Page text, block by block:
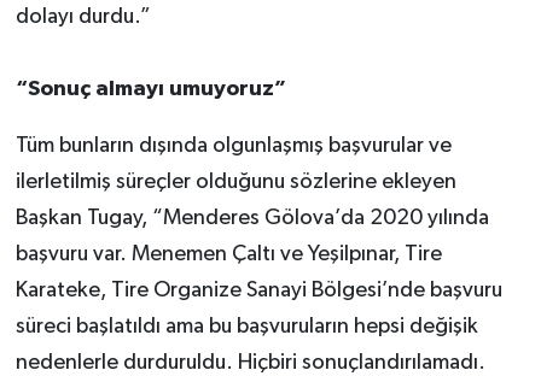
dolayı durdu.”
“Sonuç almayı umuyoruz”
Tüm bunların dışında olgunlaşmış başvurular ve
ilerletilmiş süreçler olduğunu sözlerine ekleyen
Başkan Tugay, “Menderes Gölova’da 2020 yılında
başvuru var. Menemen Çaltı ve Yeşilpınar, Tire
Karateke, Tire Organize Sanayi Bölgesi’nde başvuru
süreci başlatıldı ama bu başvuruların hepsi değişik
nedenlerle durduruldu. Hiçbiri sonuçlandırılamadı.